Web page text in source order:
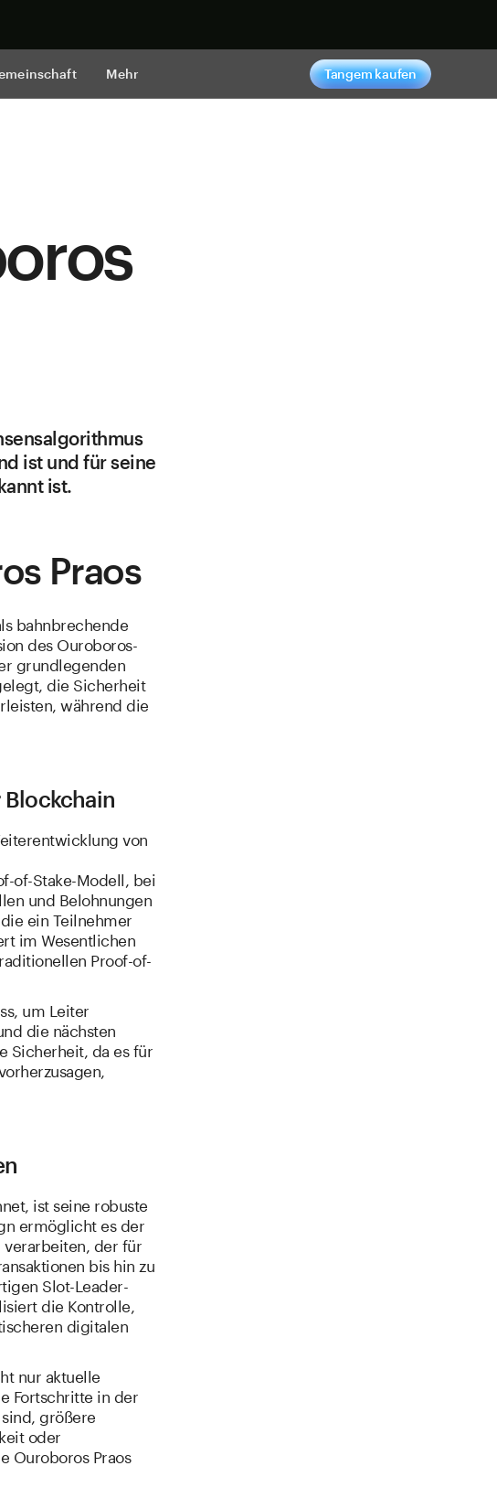
Mehr Tangem kaufen
ist und für seine
ist.
Praos
bahnbrechende
des Ouroboros-
grundlegenden
die Sicherheit
während die
Blockchain
von
of-Stake-Modell, bei
und Belohnungen
ein Teilnehmer
im Wesentlichen
Proof-of-
um Leiter
die nächsten
Sicherheit, da es für
ist seine robuste
ermöglicht es der
verarbeiten, der für
bis hin zu
Slot-Leader-
die Kontrolle,
digitalen
nur aktuelle
Fortschritte in der
größere
oder
Ouroboros Praos